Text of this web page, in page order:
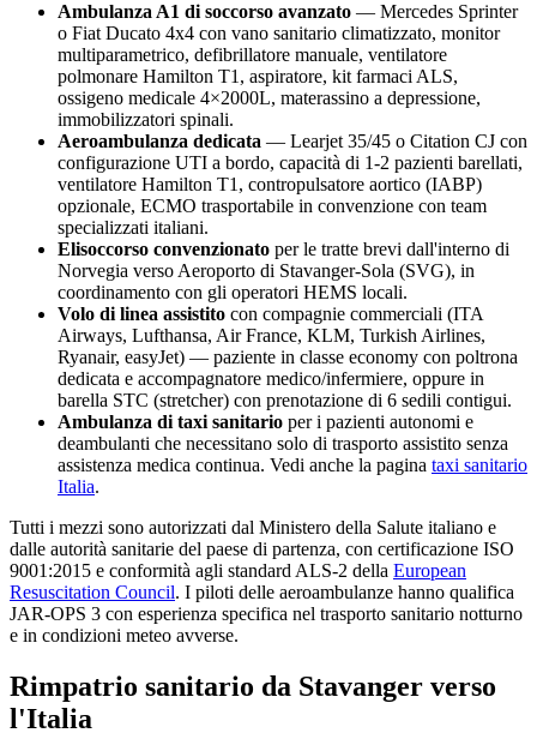
Ambulanza A1 di soccorso avanzato — Mercedes Sprinter
o Fiat Ducato 4x4 con vano sanitario climatizzato, monitor
multiparametrico, defibrillatore manuale, ventilatore
polmonare Hamilton T1, aspiratore, kit farmaci ALS,
ossigeno medicale 4×2000L, materassino a depressione,
immobilizzatori spinali.
Aeroambulanza dedicata — Learjet 35/45 o Citation CJ con
configurazione UTI a bordo, capacità di 1-2 pazienti barellati,
ventilatore Hamilton T1, contropulsatore aortico (IABP)
opzionale, ECMO trasportabile in convenzione con team
specializzati italiani.
Elisoccorso convenzionato per le tratte brevi dall'interno di
Norvegia versoAeroporto di Stavanger-Sola (SVG), in
coordinamento con gli operatori HEMS locali.
Volo di linea assistito con compagnie commerciali (ITA
Airways, Lufthansa, Air France, KLM, Turkish Airlines,
Ryanair, easyJet) — paziente in classe economy con poltrona
dedicata e accompagnatore medico/infermiere, oppure in
barella STC (stretcher) con prenotazione di 6 sedili contigui.
Ambulanza di taxi sanitario per i pazienti autonomi e
deambulanti che necessitano solo di trasporto assistito senza
assistenza medica continua. Vedi anche la pagina taxi sanitario
Italia.
Tutti i mezzi sono autorizzati dal Ministero della Salute italiano e
dalle autorità sanitarie del paese di partenza, con certificazione ISO
9001:2015 e conformità agli standard ALS-2 della European
Resuscitation Council. I piloti delle aeroambulanze hanno qualifica
JAR-OPS 3 con esperienza specifica nel trasporto sanitario notturno
e in condizioni meteo avverse.
Rimpatrio sanitario da Stavanger verso
l'Italia